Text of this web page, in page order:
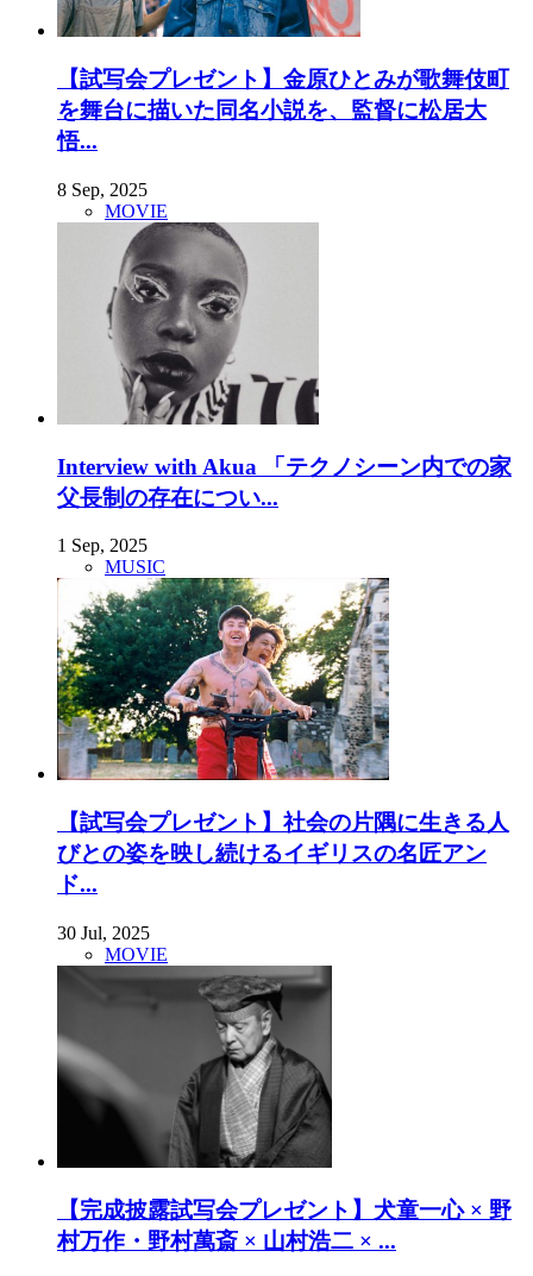
【試写会プレゼント】金原ひとみが歌舞伎町
を舞台に描いた同名小説を、監督に松居大
悟...
8 Sep, 2025
MOVIE
Interview with Akua 「テクノシーン内での家
父長制の存在につい...
1 Sep, 2025
MUSIC
【試写会プレゼント】社会の片隅に生きる人
びとの姿を映し続けるイギリスの名匠アン
ド...
30 Jul, 2025
MOVIE
【完成披露試写会プレゼント】犬童一心 × 野
村万作・野村萬斎 × 山村浩二 × ...